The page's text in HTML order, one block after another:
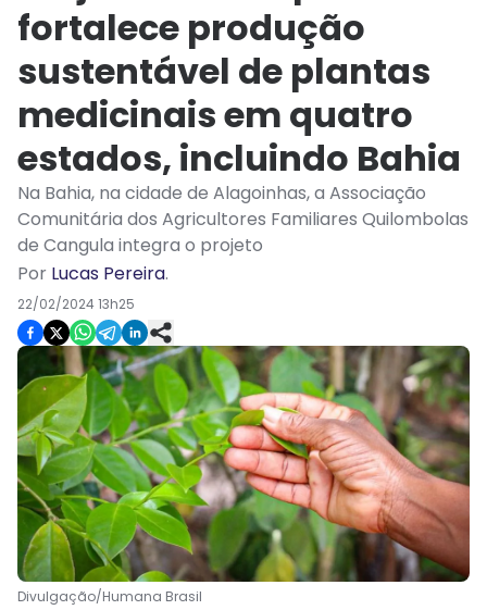
fortalece produção
sustentável de plantas
medicinais em quatro
estados, incluindo Bahia
Na Bahia, na cidade de Alagoinhas, a Associação
Comunitária dos Agricultores Familiares Quilombolas
de Cangula integra o projeto
Por Lucas Pereira.
22/02/2024 13h25
Divulgação/Humana Brasil